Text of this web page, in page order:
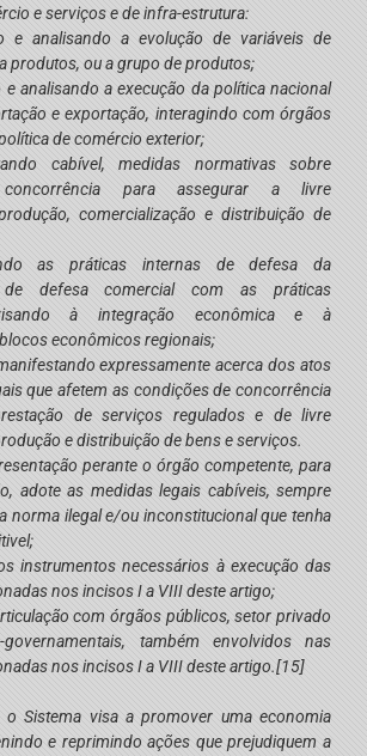
e serviços e de infra-estrutura:
e analisando a evolução de variáveis de
produtos, ou a grupo de produtos;
analisando a execução da política nacional
e exportação, interagindo com órgãos
de comércio exterior;
cabível, medidas normativas sobre
para assegurar a livre
comercialização e distribuição de
as práticas internas de defesa da
defesa comercial com as práticas
à integração econômica e à
econômicos regionais;
expressamente acerca dos atos
que afetem as condições de concorrência
de serviços regulados e de livre
e distribuição de bens e serviços.
perante o órgão competente, para
adote as medidas legais cabíveis, sempre
norma ilegal e/ou inconstitucional que tenha
instrumentos necessários à execução das
nos incisos I a VIII deste artigo;
com órgãos públicos, setor privado
também envolvidos nas
nos incisos I a VIII deste artigo.[15]
o Sistema visa a promover uma economia
e reprimindo ações que prejudiquem a